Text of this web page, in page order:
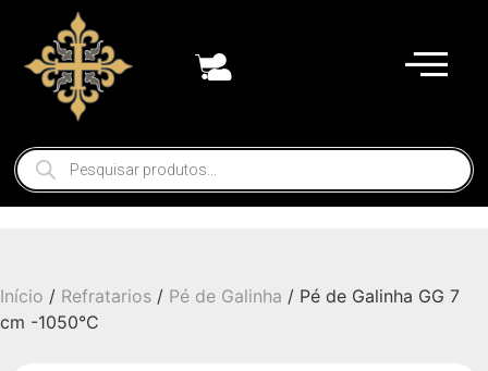
Início / Refratarios / Pé de Galinha / Pé de Galinha GG 7
cm -1050°C